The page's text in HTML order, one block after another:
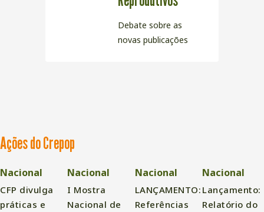
Debate sobre as
novas publicações
Ações do Crepop
Nacional
CFP divulga
práticas e
Nacional
I Mostra
Nacional de
Nacional
LANÇAMENTO:
Referências
Nacional
Lançamento:
Relatório do